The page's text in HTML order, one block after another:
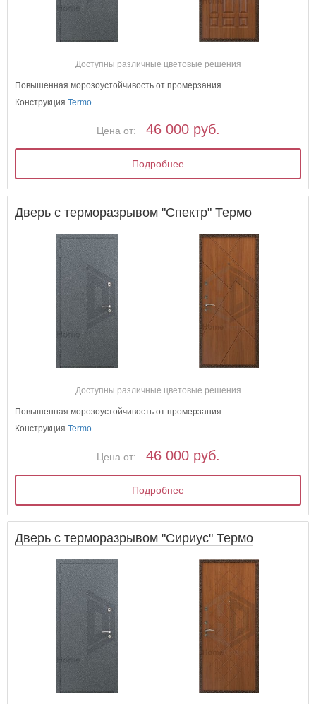
Доступны различные цветовые решения
Повышенная морозоустойчивость от промерзания
КонструкцияTermo
Цена от: 46 000 руб.
Подробнее
Дверь с терморазрывом "Спектр" Термо
Доступны различные цветовые решения
Повышенная морозоустойчивость от промерзания
КонструкцияTermo
Цена от: 46 000 руб.
Подробнее
Дверь с терморазрывом "Сириус" Термо